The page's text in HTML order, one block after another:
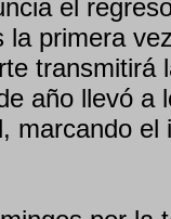
el
la primera
transmitirá
año llevó a
marcando el